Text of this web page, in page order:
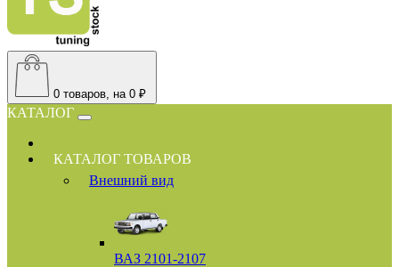
0 товаров, на 0 ₽
КАТАЛОГ
КАТАЛОГ ТОВАРОВ
Внешний вид
ВАЗ 2101-2107